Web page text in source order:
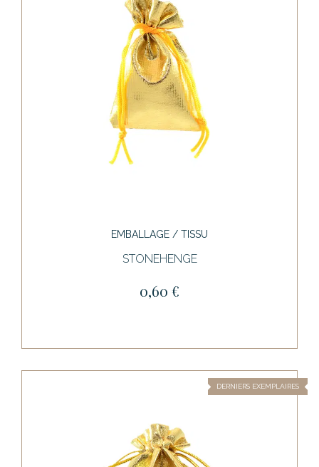
EMBALLAGE / TISSU
STONEHENGE
0,60 €
DERNIERS EXEMPLAIRES